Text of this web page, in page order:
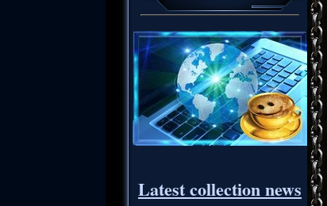
Latest collection news